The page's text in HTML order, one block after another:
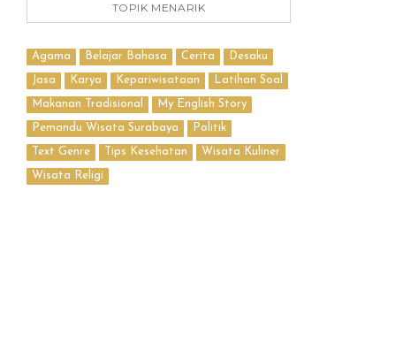
TOPIK MENARIK
Agama Belajar Bahasa Cerita Desaku
Jasa Karya Kepariwisataan Latihan Soal
Makanan Tradisional My English Story
Pemandu Wisata Surabaya Politik
Text Genre Tips Kesehatan Wisata Kuliner
Wisata Religi